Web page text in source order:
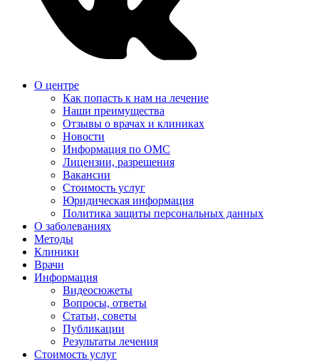
О центре
Как попасть к нам на лечение
Наши преимущества
Отзывы о врачах и клиниках
Новости
Информация по ОМС
Лицензии, разрешения
Вакансии
Стоимость услуг
Юридическая информация
Политика защиты персональных данных
О заболеваниях
Методы
Клиники
Врачи
Информация
Видеосюжеты
Вопросы, ответы
Статьи, советы
Публикации
Результаты лечения
Стоимость услуг